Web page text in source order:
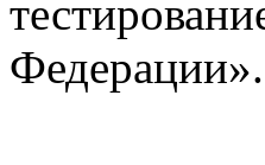
Федерации».